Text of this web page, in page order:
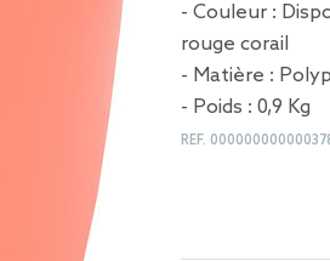
- Couleur :
rouge corail
- Matière :
- Poids : 0,9 Kg
REF.